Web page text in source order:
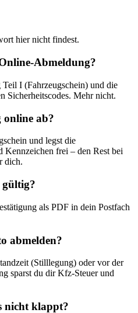
hier nicht findest.
Abmeldung?
I (Fahrzeugschein) und die
Sicherheitscodes. Mehr nicht.
online ab?
und legst die
Kennzeichen frei – den Rest bei
dich.
gültig?
als PDF in dein Postfach
abmelden?
(Stilllegung) oder vor der
sparst du dir Kfz-Steuer und
nicht klappt?